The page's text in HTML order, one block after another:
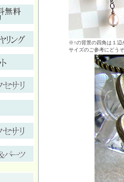
※↑の背景の四角は１辺
サイズのご参考にどう